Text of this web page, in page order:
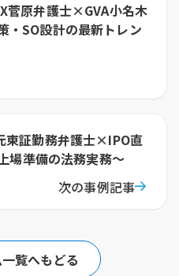
菅原弁護士×GVA小名木
・SO設計の最新トレン
東証勤務弁護士×IPO直
場準備の法務実務〜
次の事例記事
覧へもどる